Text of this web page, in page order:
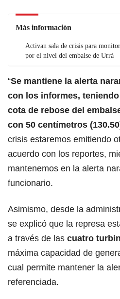
Más información
Activan sala de crisis para
por el nivel del embalse de Urrá
“Se mantiene la alerta
con los informes,
cota de rebose del
con 50 centímetros
crisis estaremos emitiendo
acuerdo con los reportes,
mantenemos en la alerta
funcionario.
Asimismo, desde la
se explicó que la represa
a través de las cuatro
máxima capacidad de
cual permite mantener la
referenciada.